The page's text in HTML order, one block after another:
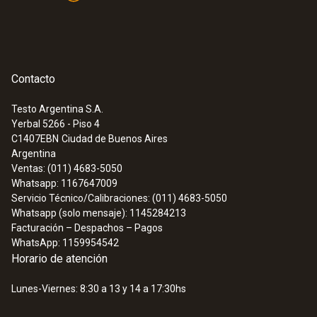
digital y función SuperResolution
Contacto
Testo Argentina S.A.
Yerbal 5266 - Piso 4
C1407EBN Ciudad de Buenos Aires
Argentina
Ventas: (011) 4683-5050
Whatsapp: 1167647009
Servicio Técnico/Calibraciones: (011) 4683-5050
Whatsapp (solo mensaje): 1145284213
Facturación – Despachos – Pagos
WhatsApp: 1159954542
Horario de atención
Lunes-Viernes: 8:30 a 13 y 14 a 17:30hs